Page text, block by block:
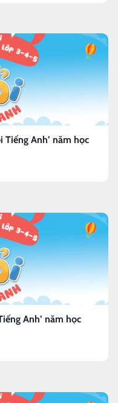
Tiếng Anh’ năm học
Anh’ năm học